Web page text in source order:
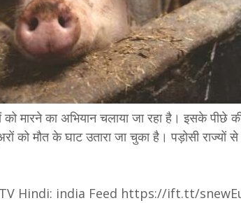
को मारने का अभियान चलाया जा रहा है। इसके पीछे
को मौत के घाट उतारा जा चुका है। पड़ोसी राज्यों
Hindi: india Feed https://ift.tt/